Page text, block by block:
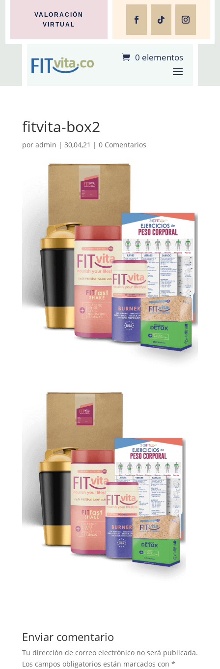
VALORACIÓN
VIRTUAL
0 elementos
fitvita-box2
por admin | 30,04,21 | 0 Comentarios
Enviar comentario
Tu dirección de correo electrónico no será publicada.
Los campos obligatorios están marcados con *